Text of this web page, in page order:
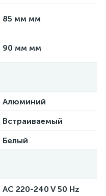
85 мм мм
90 мм мм
Алюминий
Встраиваемый
Белый
AC 220-240 V 50 Hz